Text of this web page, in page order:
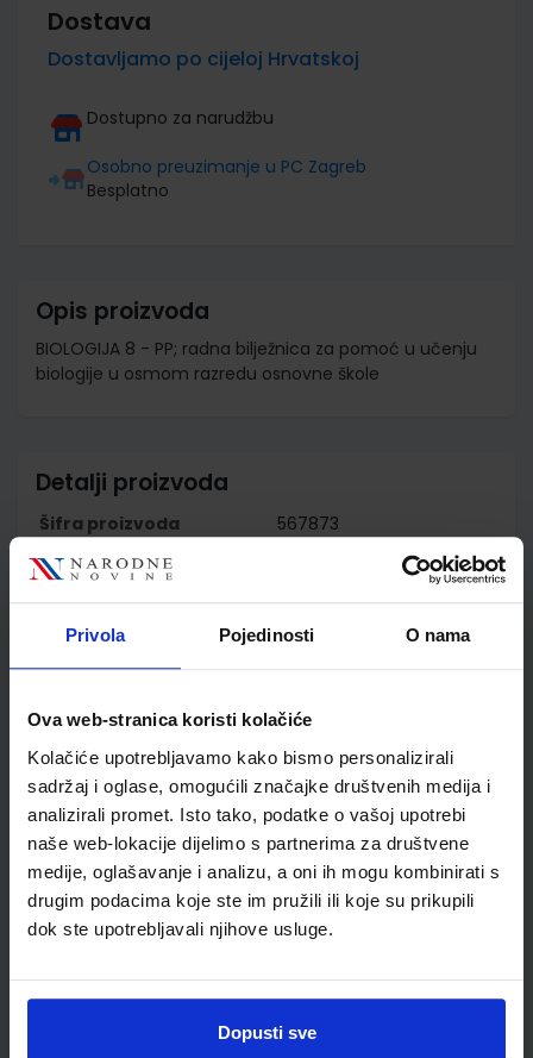
Privola Pojedinosti O nama
Ova web-stranica koristi kolačiće
Kolačiće upotrebljavamo kako bismo personalizirali
sadržaj i oglase, omogućili značajke društvenih medija i
analizirali promet. Isto tako, podatke o vašoj upotrebi
naše web-lokacije dijelimo s partnerima za društvene
medije, oglašavanje i analizu, a oni ih mogu kombinirati s
drugim podacima koje ste im pružili ili koje su prikupili
dok ste upotrebljavali njihove usluge.
Dopusti sve
Dostava
Dostavljamo po cijeloj Hrvatskoj
Dostupno za narudžbu
Osobno preuzimanje u PC Zagreb
Besplatno
Opis proizvoda
BIOLOGIJA 8 - PP; radna bilježnica za pomoć u učenju
biologije u osmom razredu osnovne škole
Detalji proizvoda
Šifra proizvoda
567873
Jedinična mjera
Nakladnik
ŠKOLSKA KNJIGA d.d.
Culjak
Školski razred
Vrsta školske knjige
RADNA BILJEŽNICA
Nastavni predmet
BIOLOGIJA PP